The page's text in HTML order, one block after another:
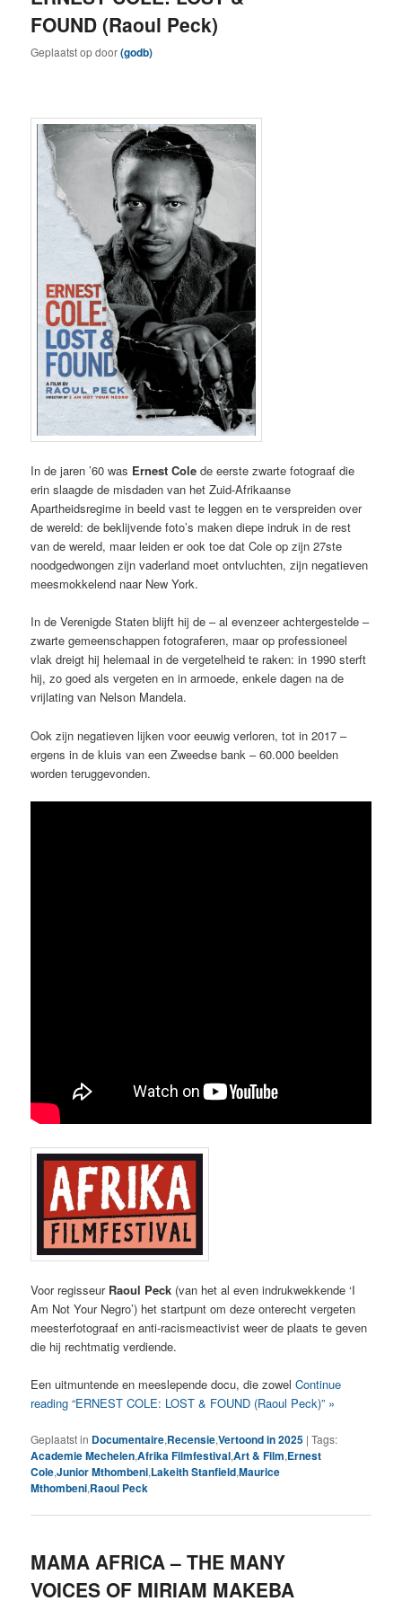
FOUND (Raoul Peck)
Geplaatst opdoor(godb)
In de jaren ’60 was Ernest Cole de eerste zwarte fotograaf die
erin slaagde de misdaden van het Zuid-Afrikaanse
Apartheidsregime in beeld vast te leggen en te verspreiden over
de wereld: de beklijvende foto’s maken diepe indruk in de rest
van de wereld, maar leiden er ook toe dat Cole op zijn 27ste
noodgedwongen zijn vaderland moet ontvluchten, zijn negatieven
meesmokkelend naar New York.
In de Verenigde Staten blijft hij de – al evenzeer achtergestelde –
zwarte gemeenschappen fotograferen, maar op professioneel
vlak dreigt hij helemaal in de vergetelheid te raken: in 1990 sterft
hij, zo goed als vergeten en in armoede, enkele dagen na de
vrijlating van Nelson Mandela.
Ook zijn negatieven lijken voor eeuwig verloren, tot in 2017 –
ergens in de kluis van een Zweedse bank – 60.000 beelden
worden teruggevonden.
Voor regisseur Raoul Peck (van het al even indrukwekkende ‘I
Am Not Your Negro’) het startpunt om deze onterecht vergeten
meesterfotograaf en anti-racismeactivist weer de plaats te geven
die hij rechtmatig verdiende.
Een uitmuntende en meeslepende docu, die zowelContinue
reading “ERNEST COLE: LOST & FOUND (Raoul Peck)” »
Geplaatst in Documentaire,Recensie,Vertoond in 2025 |Tags:
Academie Mechelen,Afrika Filmfestival,Art & Film,Ernest
Cole,Junior Mthombeni,Lakeith Stanfield,Maurice
Mthombeni,Raoul Peck
MAMA AFRICA – THE MANY
VOICES OF MIRIAM MAKEBA